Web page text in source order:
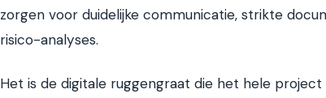
zorgen voor duidelijke communicatie, strikte
risico-analyses.
Het is de digitale ruggengraat die het hele project